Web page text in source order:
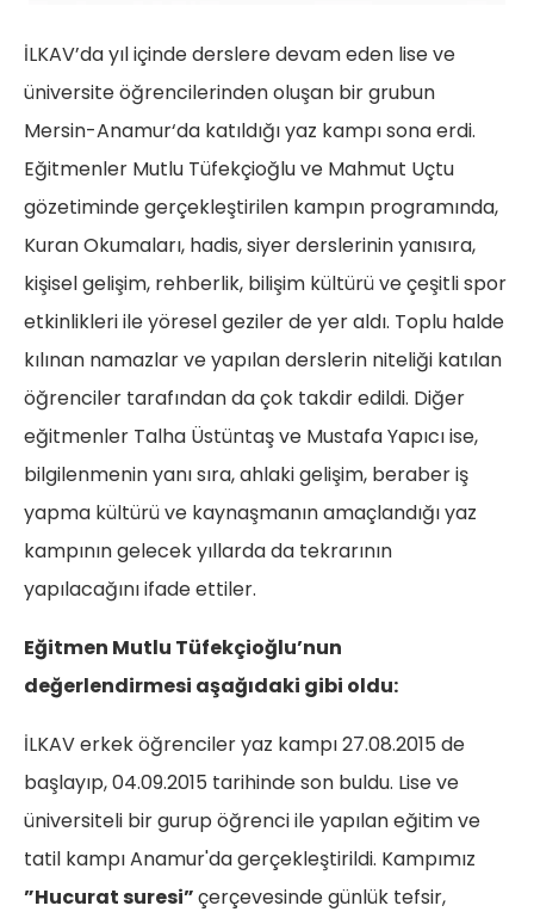
İLKAV’da yıl içinde derslere devam eden lise ve
üniversite öğrencilerinden oluşan bir grubun
Mersin-Anamur‘da katıldığı yaz kampı sona erdi.
Eğitmenler Mutlu Tüfekçioğlu ve Mahmut Uçtu
gözetiminde gerçekleştirilen kampın programında,
Kuran Okumaları, hadis, siyer derslerinin yanısıra,
kişisel gelişim, rehberlik, bilişim kültürü ve çeşitli spor
etkinlikleri ile yöresel geziler de yer aldı. Toplu halde
kılınan namazlar ve yapılan derslerin niteliği katılan
öğrenciler tarafından da çok takdir edildi. Diğer
eğitmenler Talha Üstüntaş ve Mustafa Yapıcı ise,
bilgilenmenin yanı sıra, ahlaki gelişim, beraber iş
yapma kültürü ve kaynaşmanın amaçlandığı yaz
kampının gelecek yıllarda da tekrarının
yapılacağını ifade ettiler.
Eğitmen Mutlu Tüfekçioğlu’nun
değerlendirmesi aşağıdaki gibi oldu:
İLKAV erkek öğrenciler yaz kampı 27.08.2015 de
başlayıp, 04.09.2015 tarihinde son buldu. Lise ve
üniversiteli bir gurup öğrenci ile yapılan eğitim ve
tatil kampı Anamur'da gerçekleştirildi. Kampımız
”Hucurat suresi”çerçevesinde günlük tefsir,